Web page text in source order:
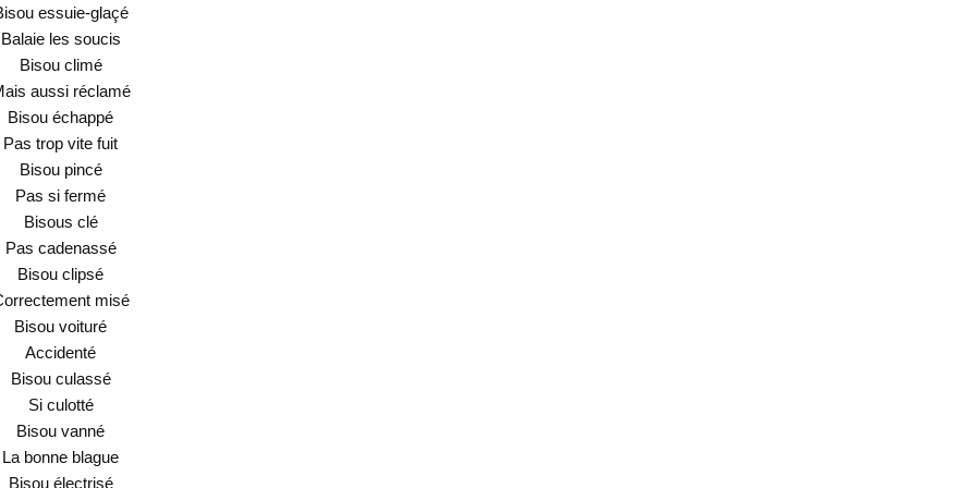
essuie-glaçé
Balaie les soucis
Bisou climé
aussi réclamé
Bisou échappé
Pas trop vite fuit
Bisou pincé
Pas si fermé
Bisous clé
Pas cadenassé
Bisou clipsé
misé
Bisou voituré
Accidenté
Bisou culassé
Si culotté
Bisou vanné
La bonne blague
Bisou électrisé